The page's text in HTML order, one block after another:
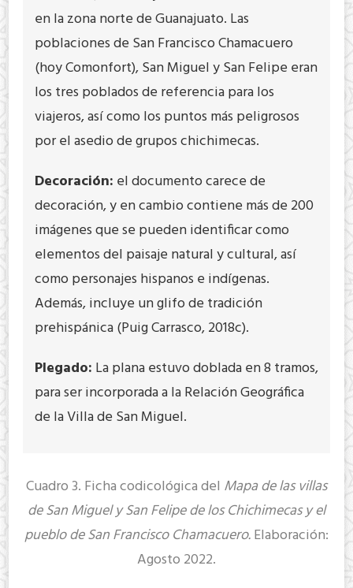
en la zona norte de Guanajuato. Las
poblaciones de San Francisco Chamacuero
(hoy Comonfort), San Miguel y San Felipe eran
los tres poblados de referencia para los
viajeros, así como los puntos más peligrosos
por el asedio de grupos chichimecas.
Decoración: el documento carece de
decoración, y en cambio contiene más de 200
imágenes que se pueden identificar como
elementos del paisaje natural y cultural, así
como personajes hispanos e indígenas.
Además, incluye un glifo de tradición
prehispánica (Puig Carrasco, 2018c).
Plegado: La plana estuvo doblada en 8 tramos,
para ser incorporada a la Relación Geográfica
de la Villa de San Miguel.
Cuadro 3. Ficha codicológica del Mapa de las villas
de San Miguel y San Felipe de los Chichimecas y el
pueblo de San Francisco Chamacuero.Elaboración:
Agosto 2022.